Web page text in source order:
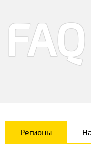
FAQ
Регионы